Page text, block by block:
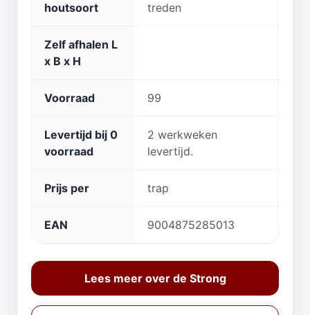
houtsoort
treden
Zelf afhalen L
x B x H
Voorraad 99
Levertijd bij 0
voorraad
2 werkweken
levertijd.
Prijs per trap
EAN 9004875285013
Lees meer over de Strong